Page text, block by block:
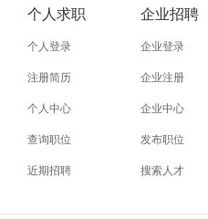
个人求职
个人登录
注册简历
个人中心
查询职位
近期招聘
企业招聘
企业登录
企业注册
企业中心
发布职位
搜索人才